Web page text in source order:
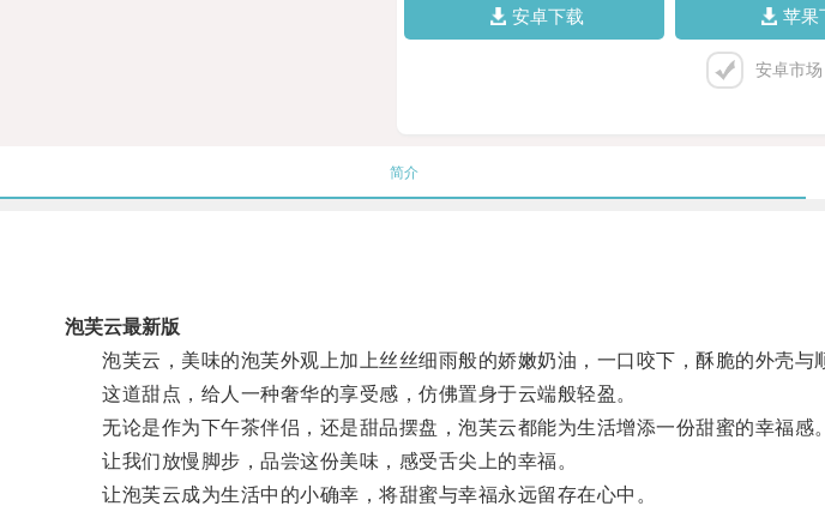
安卓下载 苹果
安卓市
简介
泡芙云最新版
泡芙云，美味的泡芙外观上加上丝丝细雨般的娇嫩奶油，一口咬下，酥脆的外壳与
这道甜点，给人一种奢华的享受感，仿佛置身于云端般轻盈。
无论是作为下午茶伴侣，还是甜品摆盘，泡芙云都能为生活增添一份甜蜜的幸福感。
让我们放慢脚步，品尝这份美味，感受舌尖上的幸福。
让泡芙云成为生活中的小确幸，将甜蜜与幸福永远留存在心中。